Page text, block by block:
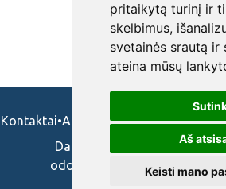
pritaikytą turinį ir
skelbimus,
svetainės srautą ir
ateina mūsų
Aš
Keisti mano
Kontaktai•Apie mus•Naudojimosi
Darbo skelbimai ir
odontologams, slaugytojams,